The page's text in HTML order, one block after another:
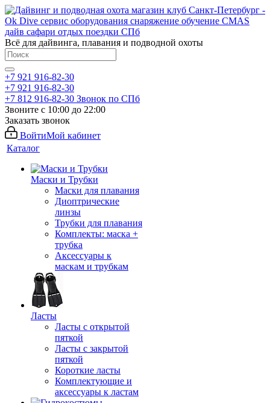
Всё для дайвинга, плавания и подводной охоты
+7 921 916-82-30
+7 921 916-82-30
+7 812 916-82-30 Звонок по СПб
Звоните с 10:00 до 22:00
Заказать звонок
ВойтиМой кабинет
Каталог
Маски и Трубки
Маски для плавания
Диоптрические
линзы
Трубки для плавания
Комплекты: маска +
трубка
Аксессуары к
маскам и трубкам
Ласты
Ласты с открытой
пяткой
Ласты с закрытой
пяткой
Короткие ласты
Комплектующие и
аксессуары к ластам